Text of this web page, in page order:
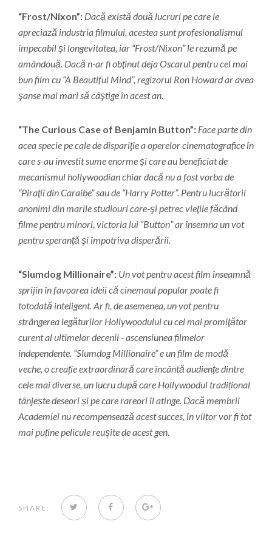
“Frost/Nixon”: Dacă există două lucruri pe care le
apreciază industria filmului, acestea sunt profesionalismul
impecabil şi longevitatea, iar “Frost/Nixon” le rezumă pe
amândouă. Dacă n-ar fi obţinut deja Oscarul pentru cel mai
bun film cu “A Beautiful Mind”, regizorul Ron Howard ar avea
şanse mai mari să câştige în acest an.
“The Curious Case of Benjamin Button”: Face parte din
acea specie pe cale de dispariţie a operelor cinematografice în
care s-au investit sume enorme şi care au beneficiat de
mecanismul hollywoodian chiar dacă nu a fost vorba de
“Piraţii din Caraibe” sau de “Harry Potter”. Pentru lucrătorii
anonimi din marile studiouri care-şi petrec vieţile făcând
filme pentru minori, victoria lui “Button” ar însemna un vot
pentru speranţă şi împotriva disperării.
“Slumdog Millionaire”: Un vot pentru acest film înseamnă
sprijin în favoarea ideii că cinemaul popular poate fi
totodată inteligent. Ar fi, de asemenea, un vot pentru
strângerea legăturilor Hollywoodului cu cel mai promiţător
curent al ultimelor decenii - ascensiunea filmelor
independente. “Slumdog Millionaire” e un film de modă
veche, o creație extraordinară care încântă audiențe dintre
cele mai diverse, un lucru după care Hollywoodul tradițional
tânjește deseori și pe care rareori îl atinge. Dacă membrii
Academiei nu recompensează acest succes, în viitor vor fi tot
mai puține pelicule reușite de acest gen.
SHARE: TWITTERFACEBOOKGOOGLE+